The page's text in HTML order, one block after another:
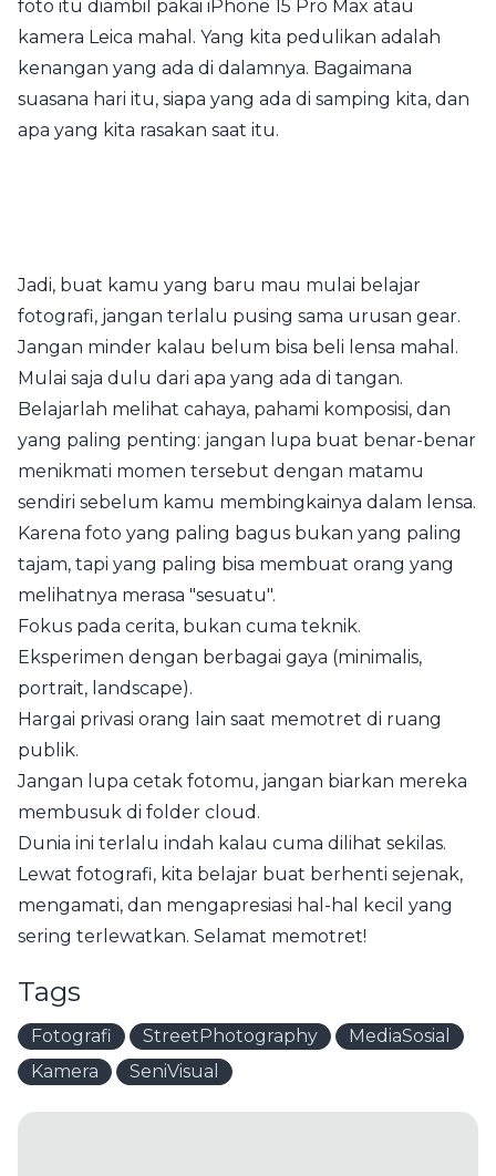
foto itu diambil pakai iPhone 15 Pro Max atau
kamera Leica mahal. Yang kita pedulikan adalah
kenangan yang ada di dalamnya. Bagaimana
suasana hari itu, siapa yang ada di samping kita, dan
apa yang kita rasakan saat itu.
Jadi, buat kamu yang baru mau mulai belajar
fotografi, jangan terlalu pusing sama urusan gear.
Jangan minder kalau belum bisa beli lensa mahal.
Mulai saja dulu dari apa yang ada di tangan.
Belajarlah melihat cahaya, pahami komposisi, dan
yang paling penting: jangan lupa buat benar-benar
menikmati momen tersebut dengan matamu
sendiri sebelum kamu membingkainya dalam lensa.
Karena foto yang paling bagus bukan yang paling
tajam, tapi yang paling bisa membuat orang yang
melihatnya merasa "sesuatu".
Fokus pada cerita, bukan cuma teknik.
Eksperimen dengan berbagai gaya (minimalis,
portrait, landscape).
Hargai privasi orang lain saat memotret di ruang
publik.
Jangan lupa cetak fotomu, jangan biarkan mereka
membusuk di folder cloud.
Dunia ini terlalu indah kalau cuma dilihat sekilas.
Lewat fotografi, kita belajar buat berhenti sejenak,
mengamati, dan mengapresiasi hal-hal kecil yang
sering terlewatkan. Selamat memotret!
Tags
Fotografi StreetPhotography
MediaSosial
Kamera
SeniVisual